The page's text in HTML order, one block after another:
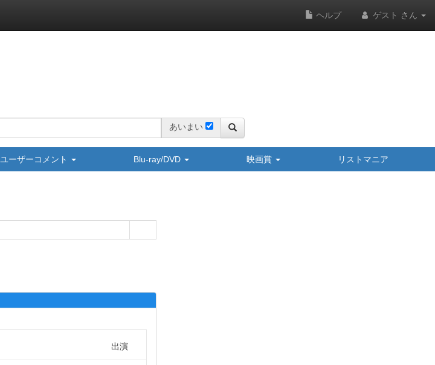
ヘルプ ゲスト さん
あいまい
ユーザーコメント Blu-ray/DVD 映画賞 リストマニア
出演